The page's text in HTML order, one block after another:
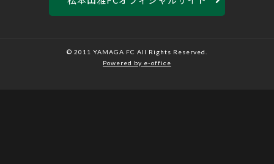
© 2011 YAMAGA FC All Rights Reserved.
Powered by e-office